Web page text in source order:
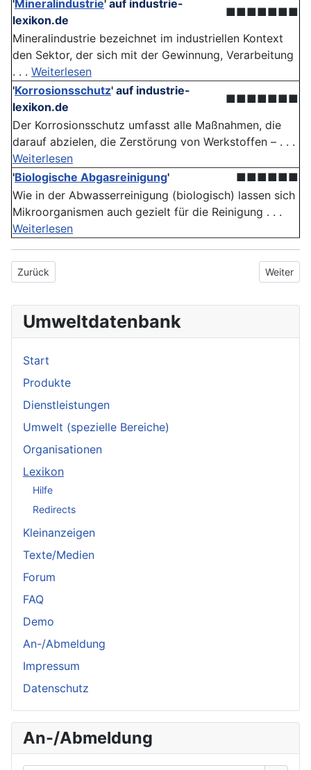
'Mineralindustrie' auf industrie-
lexikon.de
■■■■■■■
Mineralindustrie bezeichnet im industriellen Kontext
den Sektor, der sich mit der Gewinnung, Verarbeitung
. . . Weiterlesen
'Korrosionsschutz' auf industrie-
lexikon.de
■■■■■■■
Der Korrosionsschutz umfasst alle Maßnahmen, die
darauf abzielen, die Zerstörung von Werkstoffen – . . .
Weiterlesen
'Biologische Abgasreinigung'
■■■■■■
Wie in der Abwasserreinigung (biologisch) lassen sich
Mikroorganismen auch gezielt für die Reinigung . . .
Weiterlesen
Vorheriger Beitrag: Waldökosystem
Zurück Nächster
Weiter
Umweltdatenbank
Start
Produkte
Dienstleistungen
Umwelt (spezielle Bereiche)
Organisationen
Lexikon
Hilfe
Redirects
Kleinanzeigen
Texte/Medien
Forum
FAQ
Demo
An-/Abmeldung
Impressum
Datenschutz
An-/Abmeldung